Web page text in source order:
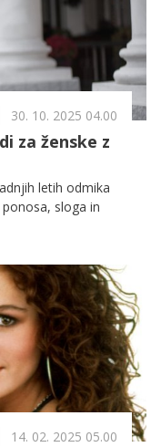
30. 10. 2025 04.00
za ženske z
letih odmika
sloga in
14. 02. 2025 05.00